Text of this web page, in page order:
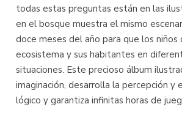
todas estas preguntas están en las
en el bosque muestra el mismo
doce meses del año para que los niños
ecosistema y sus habitantes en
situaciones. Este precioso álbum
imaginación, desarrolla la percepción y
lógico y garantiza infinitas horas de